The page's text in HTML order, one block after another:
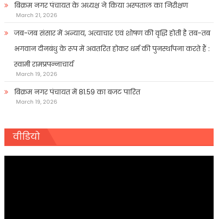
बिक्रम नगर पंचायत के अध्यक्ष ने किया अस्पताल का निरीक्षण
March 21, 2026
जब-जब संसार में अन्याय, अत्याचार एवं शोषण की वृद्धि होती है तब-तब
भगवान दीनबंधु के रूप में अवतरित होकर धर्म की पुनर्स्थापना करते हैं :
स्वामी रामप्रपन्नाचार्य
March 19, 2026
बिक्रम नगर पंचायत में 81.59 का बजट पारित
March 19, 2026
वीडियो